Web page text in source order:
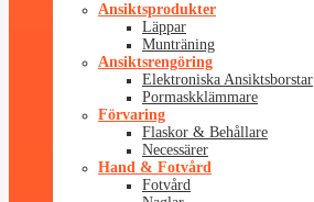
Ansiktsprodukter
Läppar
Munträning
Ansiktsrengöring
Elektroniska Ansiktsborstar
Pormaskklämmare
Förvaring
Flaskor & Behållare
Necessärer
Hand & Fotvård
Fotvård